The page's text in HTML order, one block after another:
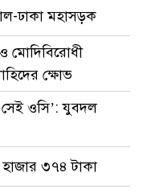
ঢাকা মহাসড়ক
মোদিবিরোধী
ক্ষোভ
ওসি’: যুবদল
৩৭৪ টাকা